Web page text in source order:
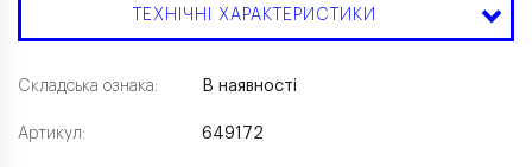
ТЕХНІЧНІ ХАРАКТЕРИСТИКИ
Складська ознака:
Артикул:
В наявності
649172